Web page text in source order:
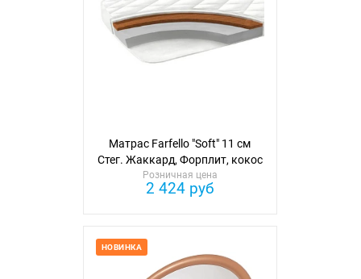
Матрас Farfello "Soft" 11 см
Стег. Жаккард, Форплит, кокос
1 сторона
Розничная цена
2 424 руб
НОВИНКА